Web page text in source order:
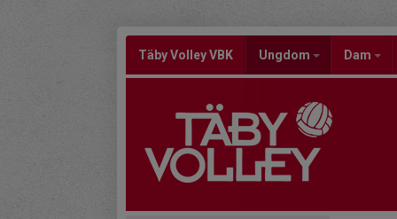
Täby Volley VBK Ungdom Dam